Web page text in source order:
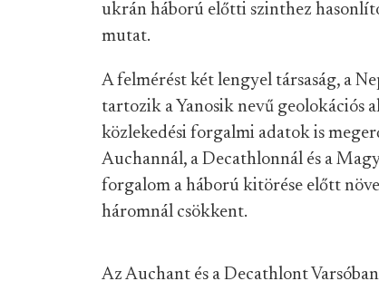
ukrán háború előtti szinthez
mutat.
A felmérést két lengyel társaság, a
tartozik a Yanosik nevű geolokációs
közlekedési forgalmi adatok is
Auchannál, a Decathlonnál és a
forgalom a háború kitörése előtt
háromnál csökkent.
Az Auchant és a Decathlont